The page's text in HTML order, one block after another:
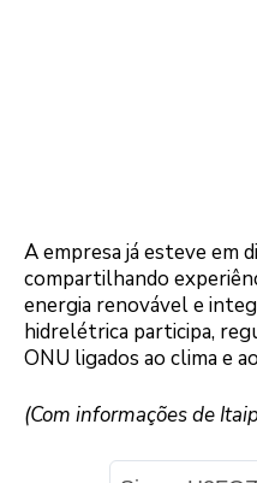
A empresa já esteve em
compartilhando
energia renovável e
hidrelétrica participa,
ONU ligados ao clima e
(Com informações de